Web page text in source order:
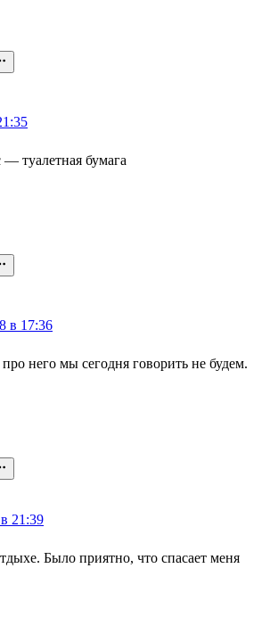
— туалетная бумага
в 17:36
него мы сегодня говорить не будем.
21:39
Было приятно, что спасает меня